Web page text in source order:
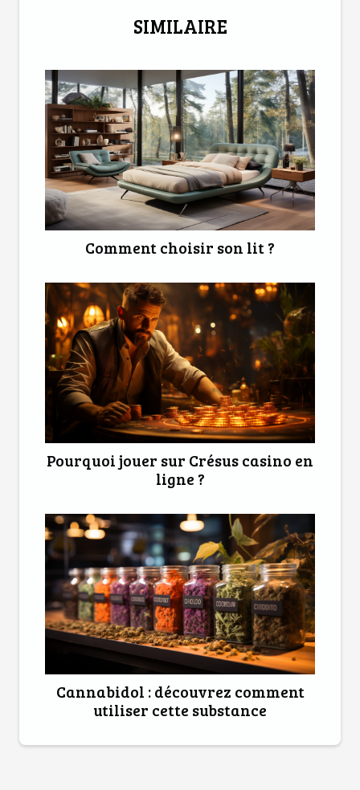
SIMILAIRE
Comment choisir son lit ?
Pourquoi jouer sur Crésus casino en
ligne ?
Cannabidol : découvrez comment
utiliser cette substance